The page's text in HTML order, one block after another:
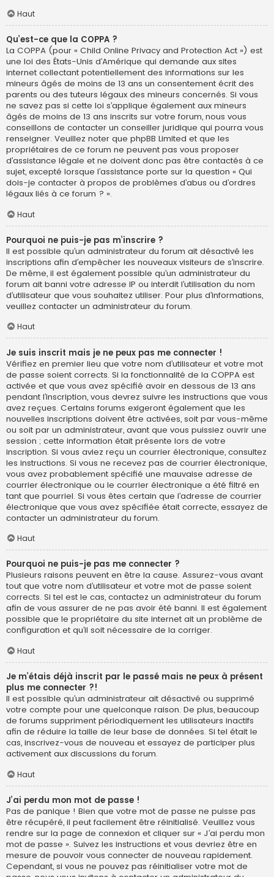
Haut
Qu’est-ce que la COPPA ?
La COPPA (pour « Child Online Privacy and Protection Act ») est
une loi des États-Unis d’Amérique qui demande aux sites
internet collectant potentiellement des informations sur les
mineurs âgés de moins de 13 ans un consentement écrit des
parents ou des tuteurs légaux des mineurs concernés. Si vous
ne savez pas si cette loi s’applique également aux mineurs
âgés de moins de 13 ans inscrits sur votre forum, nous vous
conseillons de contacter un conseiller juridique qui pourra vous
renseigner. Veuillez noter que phpBB Limited et que les
propriétaires de ce forum ne peuvent pas vous proposer
d’assistance légale et ne doivent donc pas être contactés à ce
sujet, excepté lorsque l’assistance porte sur la question « Qui
dois-je contacter à propos de problèmes d’abus ou d’ordres
légaux liés à ce forum ? ».
Haut
Pourquoi ne puis-je pas m’inscrire ?
Il est possible qu’un administrateur du forum ait désactivé les
inscriptions afin d’empêcher les nouveaux visiteurs de s’inscrire.
De même, il est également possible qu’un administrateur du
forum ait banni votre adresse IP ou interdit l’utilisation du nom
d’utilisateur que vous souhaitez utiliser. Pour plus d’informations,
veuillez contacter un administrateur du forum.
Haut
Je suis inscrit mais je ne peux pas me connecter !
Vérifiez en premier lieu que votre nom d’utilisateur et votre mot
de passe soient corrects. Si la fonctionnalité de la COPPA est
activée et que vous avez spécifié avoir en dessous de 13 ans
pendant l’inscription, vous devrez suivre les instructions que vous
avez reçues. Certains forums exigeront également que les
nouvelles inscriptions doivent être activées, soit par vous-même
ou soit par un administrateur, avant que vous puissiez ouvrir une
session ; cette information était présente lors de votre
inscription. Si vous aviez reçu un courrier électronique, consultez
les instructions. Si vous ne recevez pas de courrier électronique,
vous avez probablement spécifié une mauvaise adresse de
courrier électronique ou le courrier électronique a été filtré en
tant que pourriel. Si vous êtes certain que l’adresse de courrier
électronique que vous avez spécifiée était correcte, essayez de
contacter un administrateur du forum.
Haut
Pourquoi ne puis-je pas me connecter ?
Plusieurs raisons peuvent en être la cause. Assurez-vous avant
tout que votre nom d’utilisateur et votre mot de passe soient
corrects. Si tel est le cas, contactez un administrateur du forum
afin de vous assurer de ne pas avoir été banni. Il est également
possible que le propriétaire du site internet ait un problème de
configuration et qu’il soit nécessaire de la corriger.
Haut
Je m’étais déjà inscrit par le passé mais ne peux à présent
plus me connecter ?!
Il est possible qu’un administrateur ait désactivé ou supprimé
votre compte pour une quelconque raison. De plus, beaucoup
de forums suppriment périodiquement les utilisateurs inactifs
afin de réduire la taille de leur base de données. Si tel était le
cas, inscrivez-vous de nouveau et essayez de participer plus
activement aux discussions du forum.
Haut
J’ai perdu mon mot de passe !
Pas de panique ! Bien que votre mot de passe ne puisse pas
être récupéré, il peut facilement être réinitialisé. Veuillez vous
rendre sur la page de connexion et cliquer sur « J’ai perdu mon
mot de passe ». Suivez les instructions et vous devriez être en
mesure de pouvoir vous connecter de nouveau rapidement.
Cependant, si vous ne pouvez pas réinitialiser votre mot de